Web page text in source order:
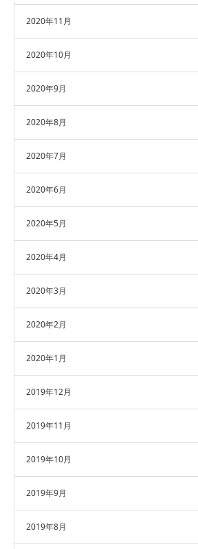
2020年11月
2020年10月
2020年9月
2020年8月
2020年7月
2020年6月
2020年5月
2020年4月
2020年3月
2020年2月
2020年1月
2019年12月
2019年11月
2019年10月
2019年9月
2019年8月